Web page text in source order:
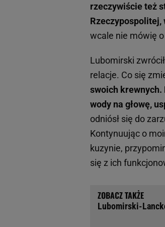
rzeczywiście też
Rzeczypospolitej,
wcale nie mówię
Lubomirski
relacje. Co się
swoich krewnych.
wody na głowę,
odniósł się do
Kontynuując o
kuzynie,
się z ich
Lubomirski-